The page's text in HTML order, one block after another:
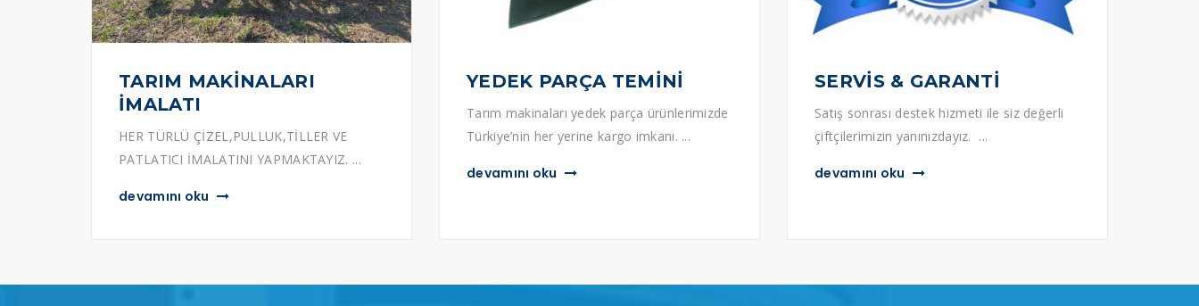
TARIM MAKİNALARI
İMALATI
HER TÜRLÜ ÇİZEL,PULLUK,TİLLER VE
PATLATICI İMALATINI YAPMAKTAYIZ. ...
devamını oku
YEDEK PARÇA TEMİNİ
Tarım makinaları yedek parça ürünlerimizde
Türkiye’nin her yerine kargo imkanı. ...
devamını oku
SERVİS & GARANTİ
Satış sonrası destek hizmeti ile siz değerli
çiftçilerimizin yanınızdayız. ...
devamını oku